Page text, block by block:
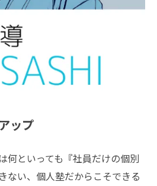
ップ
何といっても『社員だけの個別
ない、個人塾だからこそできる